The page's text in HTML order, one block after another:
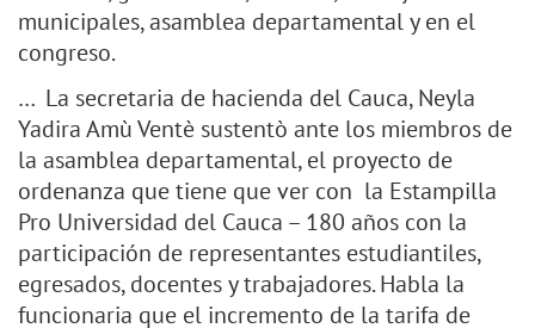
municipales, asamblea departamental y en el
congreso.
… La secretaria de hacienda del Cauca, Neyla
Yadira Amù Ventè sustentò ante los miembros de
la asamblea departamental, el proyecto de
ordenanza que tiene que ver con la Estampilla
Pro Universidad del Cauca – 180 años con la
participación de representantes estudiantiles,
egresados, docentes y trabajadores. Habla la
funcionaria que el incremento de la tarifa de